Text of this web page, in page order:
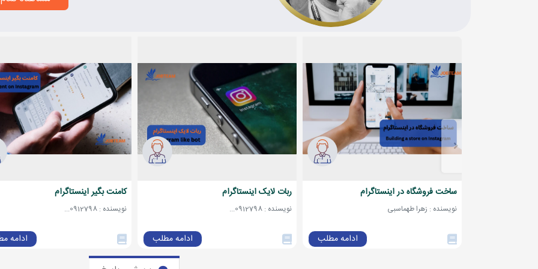
ساخت فروشگاه در اینستاگرام
نویسنده : زهرا طهماسبی
ادامه مطلب
ربات لایک اینستاگرام
نویسنده : 0912798...
ادامه مطلب
کامنت بگیر اینستاگرام
نویسنده : 0912798...
ادامه